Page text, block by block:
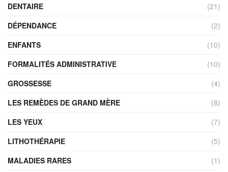
DENTAIRE
(21)
DÉPENDANCE
(2)
ENFANTS
(10)
FORMALITÉS ADMINISTRATIVE
(10)
GROSSESSE
(4)
LES REMÈDES DE GRAND MÈRE
(8)
LES YEUX
(7)
LITHOTHÉRAPIE
(5)
MALADIES RARES
(1)